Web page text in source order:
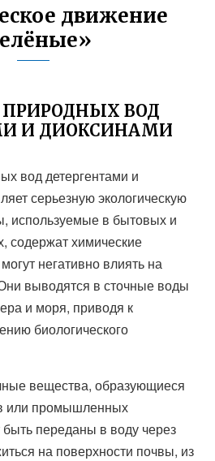
движение
ПРИРОДНЫХ ВОД
И ДИОКСИНАМИ
вод детергентами и
серьезную экологическую
используемые в бытовых и
химические
негативно влиять на
выводятся в сточные воды
и моря, приводя к
биологического
вещества, образующиеся
или промышленных
переданы в воду через
на поверхности почвы, из